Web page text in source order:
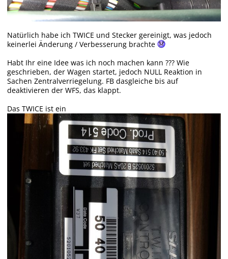
Natürlich habe ich TWICE und Stecker gereinigt, was jedoch
keinerlei Änderung / Verbesserung brachte
Habt Ihr eine Idee was ich noch machen kann ??? Wie
geschrieben, der Wagen startet, jedoch NULL Reaktion in
Sachen Zentralverriegelung. FB dasgleiche bis auf
deaktivieren der WFS, das klappt.
Das TWICE ist ein